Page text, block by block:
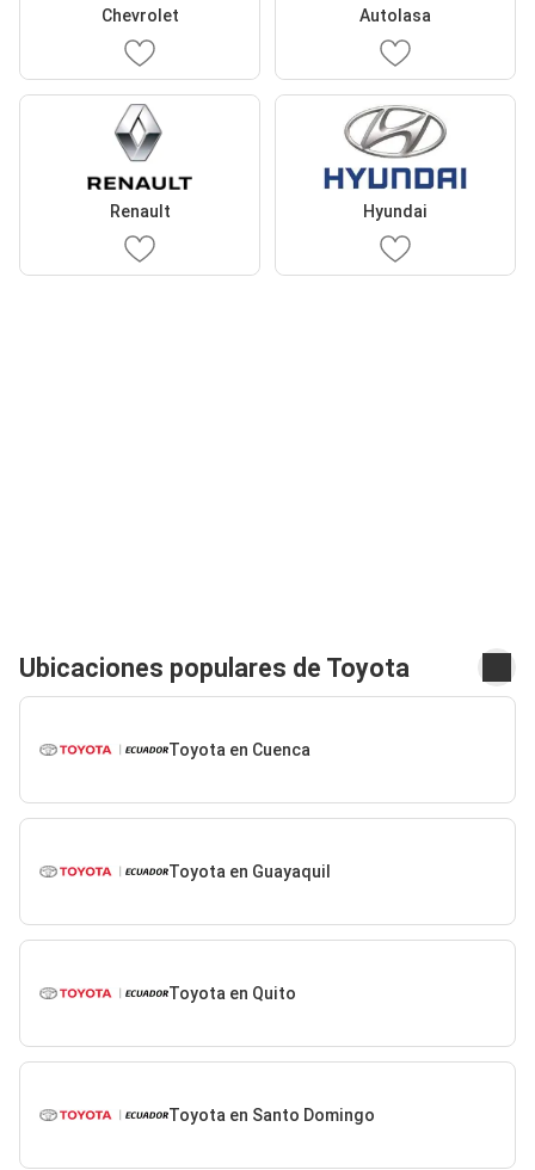
Chevrolet Autolasa
Renault Hyundai
Ubicaciones populares de Toyota
Toyota en Cuenca
Toyota en Guayaquil
Toyota en Quito
Toyota en Santo Domingo